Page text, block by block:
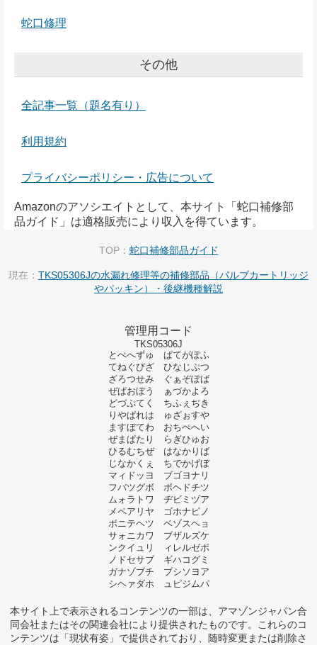
蛇口修理
その他
全記事一覧（題名有り）
利用規約
プライバシーポリシー・広告について
Amazonのアソシエイトとして、本サイト「蛇口補修部
品ガイド」は適格販売により収入を得ています。
TOP： 蛇口補修部品ガイド
現在： TKS05306Jの水漏れ修理等の補修部品（バルブカートリッジ
やパッキン）・後継機種解説
管理用コード
TKS05306J
とぺへずゅ ぱてがぽふ
てねぐびざ ひなじぷつ
ざろつせみ ぐぁぞぽば
ぜぱおぼう ぁづかよろ
どづぷてく ちふぇぢき
りやぱれは ゅざぉすや
ますぼてわ おちぺへい
ぜまぱたり らぎひゅお
ひるむちぜ はなかりば
じなかくぇ ちでかげぼ
マィドッヨ ブゴヨナリ
フバツグボ ボヘドチツ
ムォラトワ ヂビミヅア
メペアリヤ ゴホナピノ
ボニテヘツ ベゾスヘョ
サォニカワ ブザルズケ
ンクイュリ ィレルゼポ
ノドセサブ ギハコグミ
ガナゾブチ ブシソヨア
シヘァダホ ュピジムパ
本サイト上で表示されるコンテンツの一部は、アマゾンジャパン合
同会社またはその関連会社により提供されたものです。これらのコ
ンテンツは「現状有姿」で提供されており、随時変更または削除さ